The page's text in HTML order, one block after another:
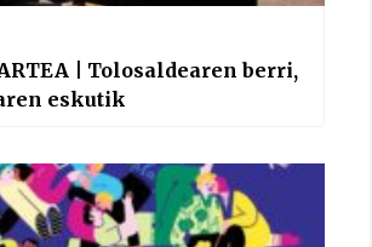
Zebrabidearen denboraldi amaiera
EHZtik
2021/07/01
| Tolosaldearen berri,
eskutik